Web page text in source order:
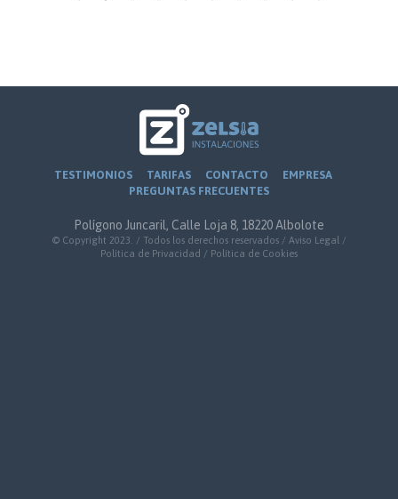
TESTIMONIOS TARIFAS CONTACTO
EMPRESA
PREGUNTAS FRECUENTES
Polígono Juncaril, Calle Loja 8, 18220 Albolote
© Copyright 2023. / Todos los derechos reservados / Aviso Legal
/
Política de Privacidad / Política de Cookies